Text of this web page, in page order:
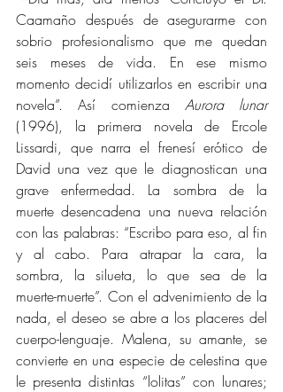
Caamaño después de asegurarme con
sobrio profesionalismo que me quedan
seis meses de vida. En ese mismo
momento decidí utilizarlos en escribir una
novela”. Así comienza
Aurora lunar
(1996), la primera novela de Ercole
Lissardi, que narra el frenesí erótico de
David una vez que le diagnostican una
grave enfermedad. La sombra de la
muerte desencadena una nueva relación
con las palabras: “Escribo para eso, al fin
y al cabo. Para atrapar la cara, la
sombra, la silueta, lo que sea de la
muerte-muerte”. Con el advenimiento de la
nada, el deseo se abre a los placeres del
cuerpo-lenguaje. Malena, su amante, se
convierte en una especie de celestina que
le presenta distintas “lolitas” con lunares;